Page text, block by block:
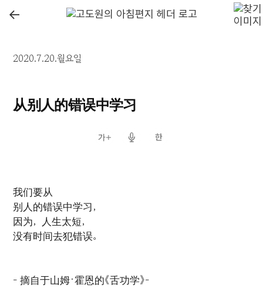
←
2020.7.20.월요일
从别人的错误中学习
我们要从
别人的错误中学习，
因为，人生太短，
没有时间去犯错误。
- 摘自于山姆·霍恩的《舌功学》-